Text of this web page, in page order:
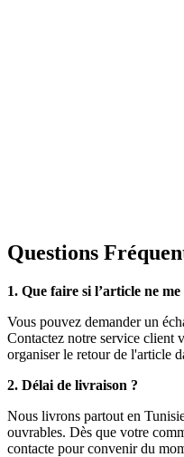
Questions
1. Que faire si l’article ne
Vous pouvez demander un
Contactez notre service client
organiser le retour de l'article
2. Délai de livraison ?
Nous livrons partout en
ouvrables. Dès que votre
contacte pour convenir du